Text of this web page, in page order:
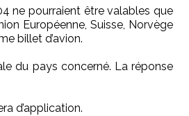
ne pourraient être valables que
Européenne, Suisse, Norvège
billet d’avion.
du pays concerné. La réponse
d’application.